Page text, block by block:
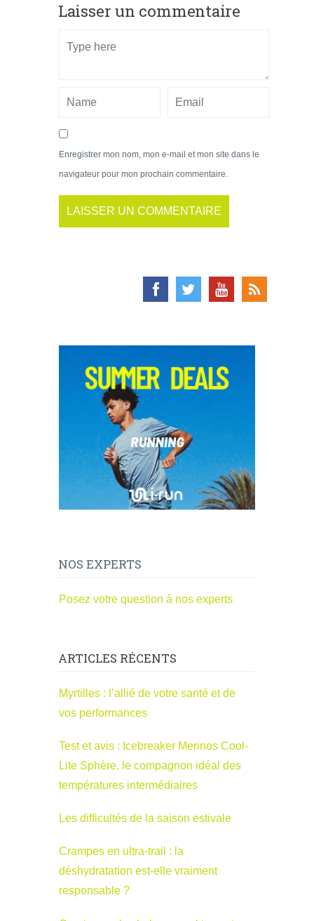
Laisser un commentaire
Enregistrer mon nom, mon e-mail et mon site dans le
navigateur pour mon prochain commentaire.
NOS EXPERTS
Posez votre question à nos experts
ARTICLES RÉCENTS
Myrtilles : l’allié de votre santé et de
vos performances
Test et avis : Icebreaker Merinos Cool-
Lite Sphère, le compagnon idéal des
températures intermédiaires
Les difficultés de la saison estivale
Crampes en ultra-trail : la
déshydratation est-elle vraiment
responsable ?